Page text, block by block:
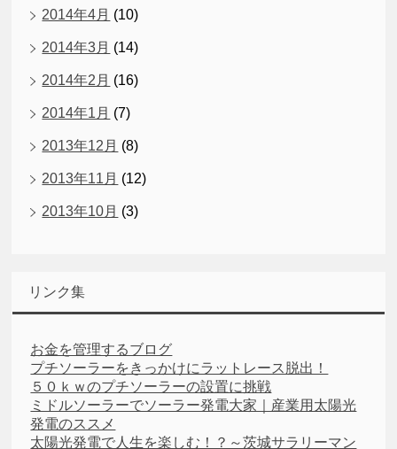
2014年4月 (10)
2014年3月 (14)
2014年2月 (16)
2014年1月 (7)
2013年12月 (8)
2013年11月 (12)
2013年10月 (3)
リンク集
お金を管理するブログ
プチソーラーをきっかけにラットレース脱出！
５０ｋｗのプチソーラーの設置に挑戦
ミドルソーラーでソーラー発電大家｜産業用太陽光
発電のススメ
太陽光発電で人生を楽しむ！？～茨城サラリーマン